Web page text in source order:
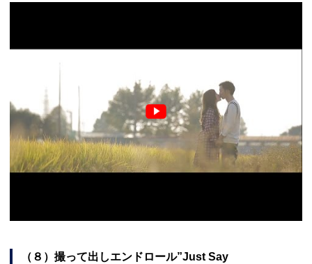
（８）撮って出しエンドロール”Just Say